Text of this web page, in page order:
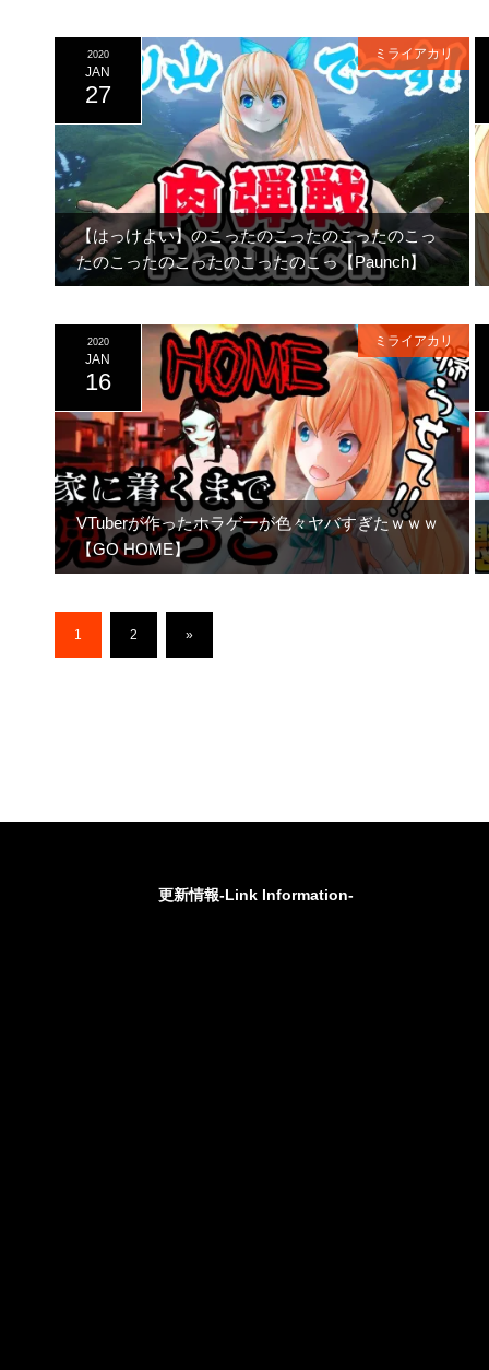
【はっけよい】のこったのこったのこったのこっ
たのこったのこったのこったのこっ【Paunch】
2020
JAN
27
ミライアカリ
VTuberが作ったホラゲーが色々ヤバすぎたｗｗｗ
【GO HOME】
2020
JAN
16
ミライアカリ
1 2 »
更新情報-Link Information-